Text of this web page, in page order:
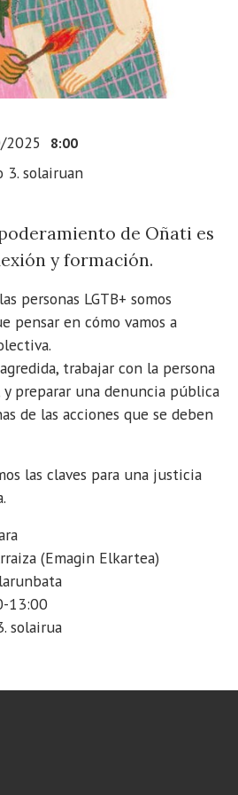
2025 8:00
3. solairuan
de Oñati es
y formación.
personas LGTB+ somos
pensar en cómo vamos a
trabajar con la persona
y preparar una denuncia pública
de las acciones que se deben
las claves para una justicia
(Emagin Elkartea)
13:00
solairua